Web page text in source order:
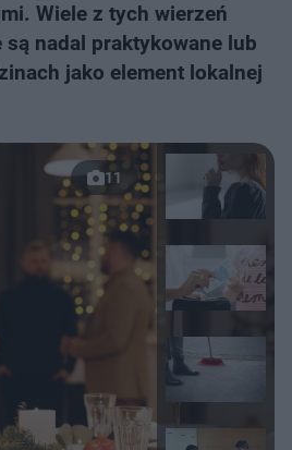
Wiele z tych wierzeń
nadal praktykowane lub
jako element lokalnej
11